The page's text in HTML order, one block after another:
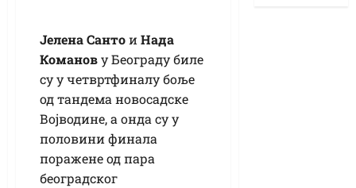
Јелена Сантои Нада
Команову Београду биле
су у четвртфиналу боље
од тандема новосадске
Војводине, а онда су у
половини финала
поражене од пара
београдског